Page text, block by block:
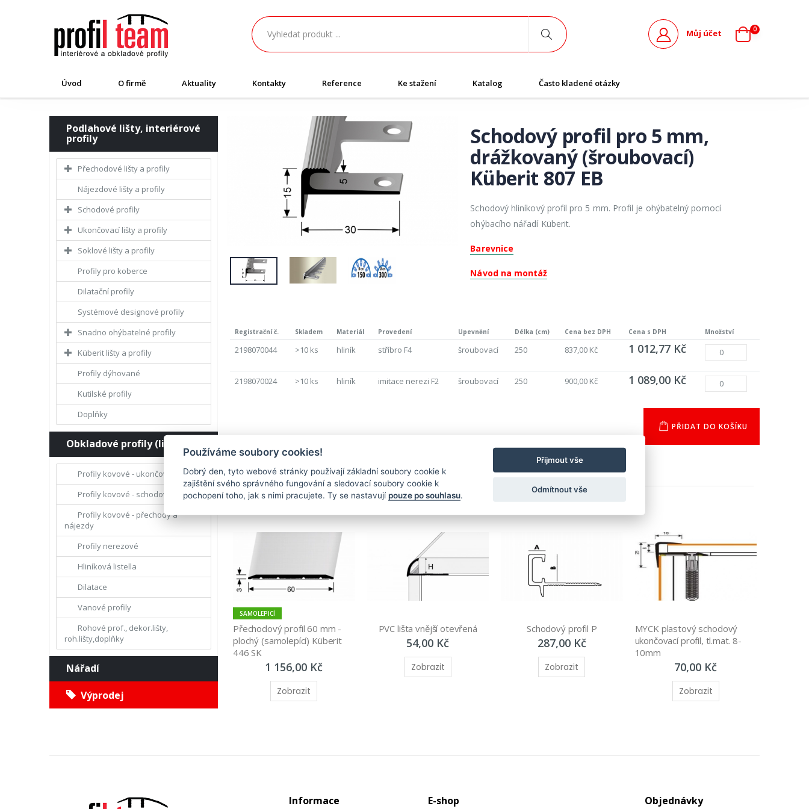
Můj účet 0
Úvod O firmě Aktuality Kontakty Reference Ke stažení Katalog Často kladené otázky
Podlahové lišty, interiérové
profily
Přechodové lišty a profily
Nájezdové lišty a profily
Schodové profily
Ukončovací lišty a profily
Soklové lišty a profily
Profily pro koberce
Dilatační profily
Systémové designové profily
Snadno ohýbatelné profily
Küberit lišty a profily
Profily dýhované
Kutilské profily
Doplňky
Obkladové profily (lišty)
Profily kovové - ukončovací
Profily kovové - schodové hrany
Profily kovové - přechody a
nájezdy
Profily nerezové
Hliníková listella
Dilatace
Vanové profily
Rohové prof., dekor.lišty,
roh.lišty,doplňky
Nářadí
Výprodej
Schodový profil pro 5 mm,
drážkovaný (šroubovací)
Küberit 807 EB
Schodový hliníkový profil pro 5 mm. Profil je ohýbatelný pomocí
ohýbacího nářadí Küberit.
Barevnice
Návod na montáž
Registrační č. Skladem Materiál Provedení Upevnění Délka (cm) Cena bez DPH Cena s DPH Množství
2198070044 >10 ks hliník stříbro F4 šroubovací 250 837,00 Kč 1 012,77 Kč
2198070024 >10 ks hliník imitace nerezi F2 šroubovací 250 900,00 Kč 1 089,00 Kč
PŘIDAT DO KOŠÍKU
SAMOLEPICÍ
Přechodový profil 60 mm -
plochý (samolepící) Küberit
446 SK
1 156,00 Kč
Zobrazit
PVC lišta vnější otevřená
54,00 Kč
Zobrazit
Schodový profil P
287,00 Kč
Zobrazit
MYCK plastový schodový
ukončovací profil, tl.mat. 8-
10mm
70,00 Kč
Zobrazit
Informace E-shop Objednávky
Používáme soubory cookies!
Dobrý den, tyto webové stránky používají základní soubory cookie k
zajištění svého správného fungování a sledovací soubory cookie k
pochopení toho, jak s nimi pracujete. Ty se nastavují pouze po souhlasu.
Přijmout vše
Odmítnout vše